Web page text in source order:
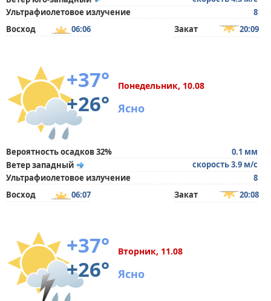
Ультрафиолетовое излучение
8
Восход
06:06 Закат 20:09
+37°
+26°
Понедельник, 10.08
Ясно
Вероятность осадков 32%
0.1 мм
Ветер западный
скорость 3.9 м/с
Ультрафиолетовое излучение
8
Восход
06:07 Закат 20:08
+37°
+26°
Вторник, 11.08
Ясно